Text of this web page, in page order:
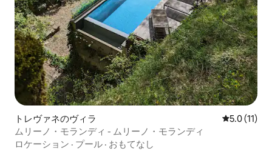
る準備ができています。 魅力的な歴史地
区の通りを散策し、ヴァル・ドルチャの
景色と、この地域の卓越した料理とワイ
ンを堪能するのをお忘れなく。地域の料
理とワイン：ピチ、トスカーナとチン
タ・セネーゼのサラミ、タリアータとフ
ィレンティーナ・ディ・キアニーナ、ペ
コリーノチーズ、伝統的なソースと一緒
に楽しむ典型的なパスタ、そしてもちろ
んヴィーノ・ノービレ・ディ・モンテプ
ルチャーノDOCG。 注目すべきは、1954
年以来、リッチ通りにある14世紀のネ
リ・オルセッリ宮殿にある市民博物館で
トレヴァネのヴィラ レビュー11
5.0 (11)
ムリーノ・モランディ - ムリーノ・モランディ
ロケーション · プール · おもてなし